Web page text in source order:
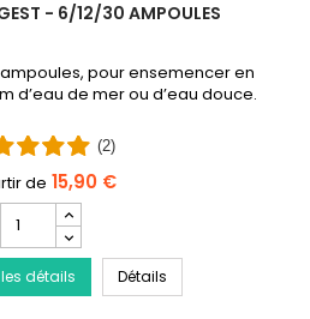
- 6/12/30 AMPOULES
pour ensemencer en
d’eau de mer ou d’eau douce.
(2)
15,90 €
quantité
du
produit
PRODIBIO
détails DétailsPRODIBIO